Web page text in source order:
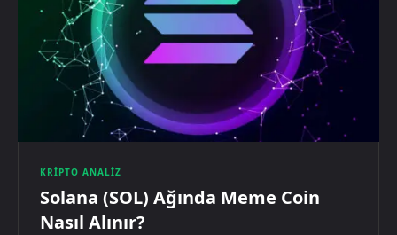
KRIPTO ANALIZ
Solana (SOL) Ağında Meme Coin
Nasıl Alınır?